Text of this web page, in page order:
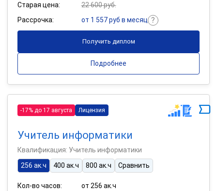
Старая цена:
22 600 руб.
Рассрочка:
от 1 557 руб в месяц
Получить диплом
Подробнее
-17% до 17 августа Лицензия
Учитель информатики
Квалификация: Учитель информатики
256 ак.ч
400 ак.ч 800 ак.ч Сравнить
Кол-во часов:
от 256 ак.ч